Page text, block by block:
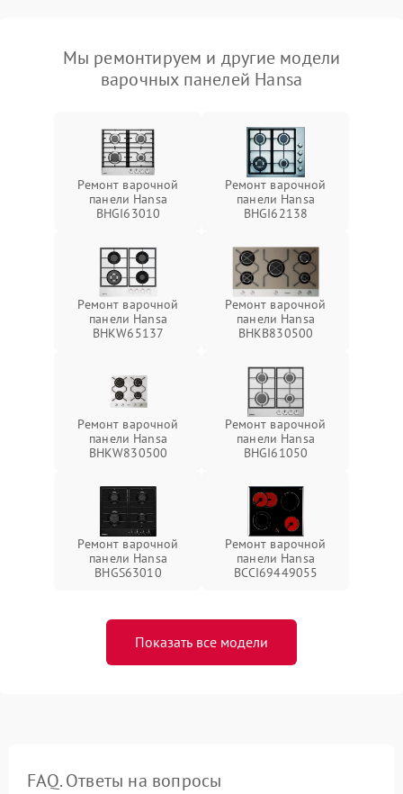
Мы ремонтируем и другие модели
варочных панелей Hansa
Ремонт варочной
панели Hansa
BHGI63010
Ремонт варочной
панели Hansa
BHGI62138
Ремонт варочной
панели Hansa
BHKW65137
Ремонт варочной
панели Hansa
BHKB830500
Ремонт варочной
панели Hansa
BHKW830500
Ремонт варочной
панели Hansa
BHGI61050
Ремонт варочной
панели Hansa
BHGS63010
Ремонт варочной
панели Hansa
BCCI69449055
Показать все модели
FAQ. Ответы на вопросы